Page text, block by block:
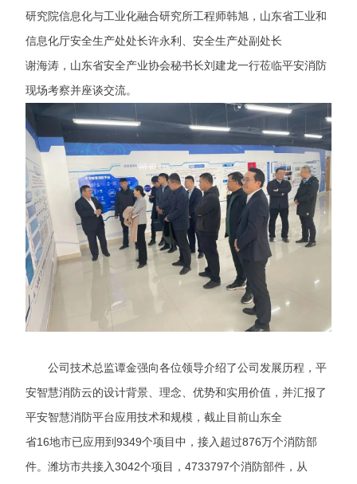
研究院信息化与工业化融合研究所工程师韩旭，山东省工业和
信息化厅安全生产处处长许永利、安全生产处副处长
谢海涛，山东省安全产业协会秘书长刘建龙一行莅临平安消防
现场考察并座谈交流。
公司技术总监谭金强向各位领导介绍了公司发展历程，平
安智慧消防云的设计背景、理念、优势和实用价值，并汇报了
平安智慧消防平台应用技术和规模，截止目前山东全
省16地市已应用到9349个项目中，接入超过876万个消防部
件。潍坊市共接入3042个项目，4733797个消防部件，从